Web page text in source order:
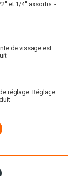
et 1/4'' assortis. -
de vissage est
réglage. Réglage